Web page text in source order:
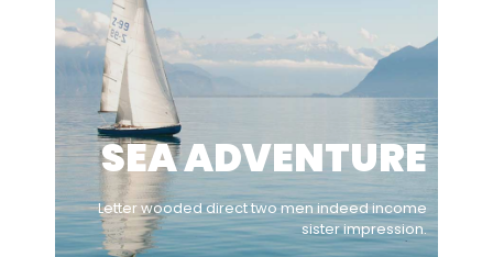
SEA ADVENTURE
Letter wooded direct two men indeed income
sister impression.